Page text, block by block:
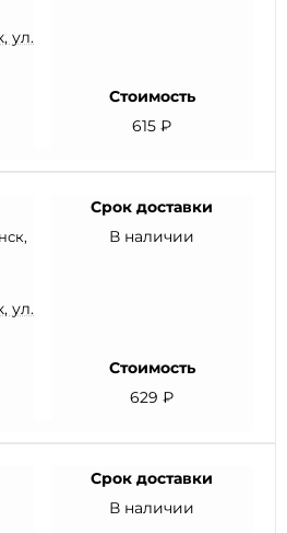
ул.
Стоимость
615 ₽
ул.
Срок доставки
В наличии
Стоимость
629 ₽
Срок доставки
В наличии